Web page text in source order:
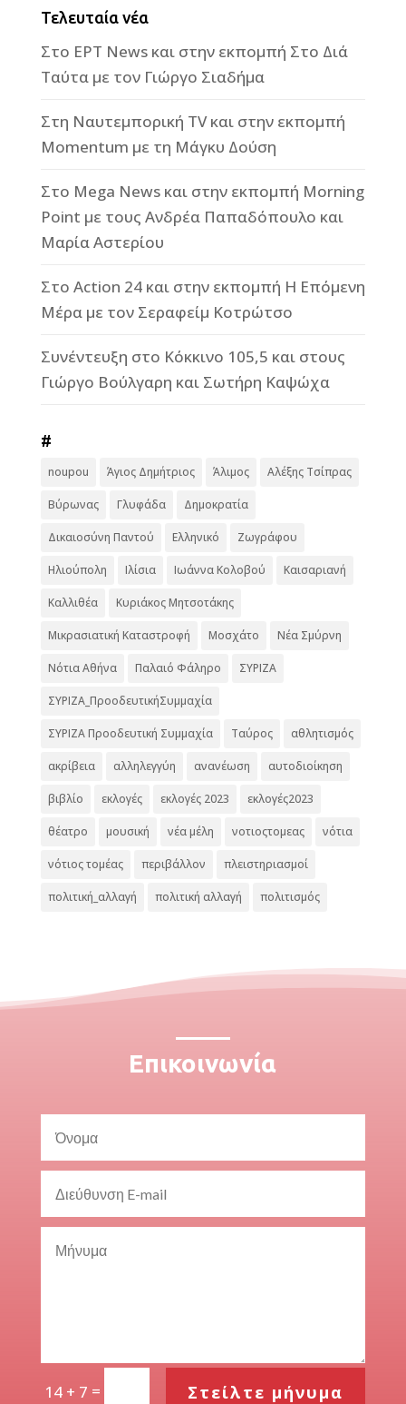
Τελευταία νέα
Στο ΕΡΤ News και στην εκπομπή Στο Διά
Ταύτα με τον Γιώργο Σιαδήμα
Στη Ναυτεμπορική TV και στην εκπομπή
Momentum με τη Μάγκυ Δούση
Στο Mega News και στην εκπομπή Morning
Point με τους Ανδρέα Παπαδόπουλο και
Μαρία Αστερίου
Στο Action 24 και στην εκπομπή Η Επόμενη
Μέρα με τον Σεραφείμ Κοτρώτσο
Συνέντευξη στο Κόκκινο 105,5 και στους
Γιώργο Βούλγαρη και Σωτήρη Καψώχα
#
noupou Άγιος Δημήτριος Άλιμος Αλέξης Τσίπρας
Βύρωνας Γλυφάδα Δημοκρατία
Δικαιοσύνη Παντού Ελληνικό Ζωγράφου
Ηλιούπολη Ιλίσια Ιωάννα Κολοβού Καισαριανή
Καλλιθέα Κυριάκος Μητσοτάκης
Μικρασιατική Καταστροφή Μοσχάτο Νέα Σμύρνη
Νότια Αθήνα Παλαιό Φάληρο ΣΥΡΙΖΑ
ΣΥΡΙΖΑ_ΠροοδευτικήΣυμμαχία
ΣΥΡΙΖΑ Προοδευτική Συμμαχία Ταύρος αθλητισμός
ακρίβεια αλληλεγγύη ανανέωση αυτοδιοίκηση
βιβλίο εκλογές εκλογές 2023 εκλογές2023
θέατρο μουσική νέα μέλη νοτιοςτομεας νότια
νότιος τομέας περιβάλλον πλειστηριασμοί
πολιτική_αλλαγή πολιτική αλλαγή πολιτισμός
Επικοινωνία
14 + 7 = Στείλτε μήνυμα